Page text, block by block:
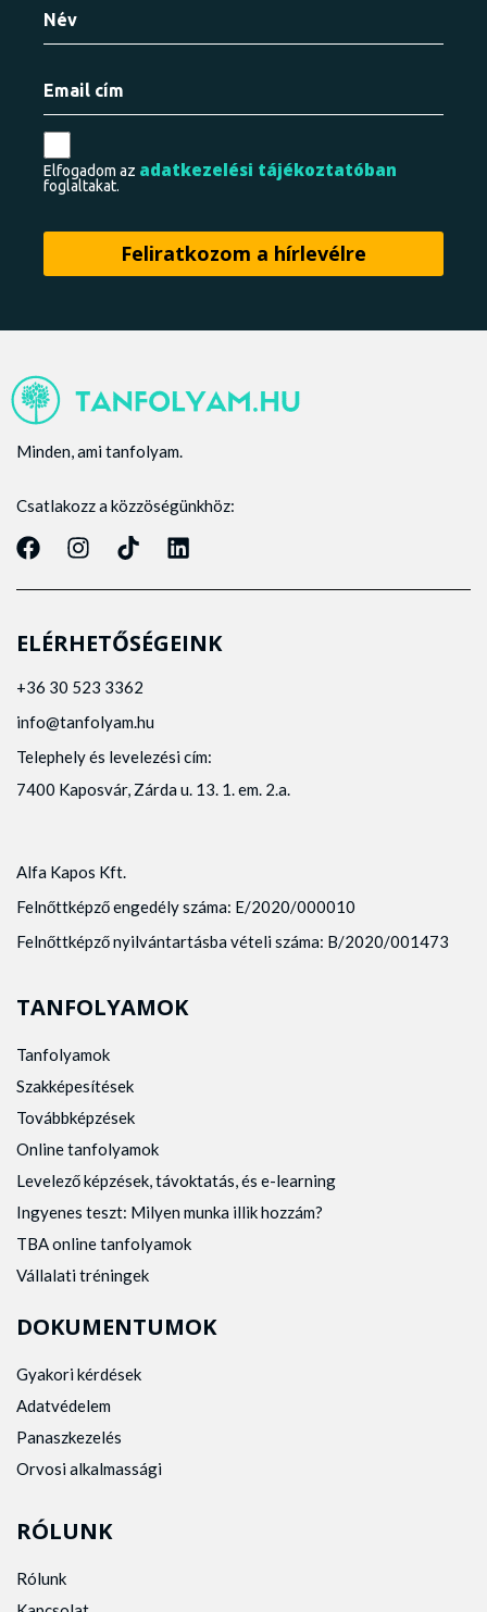
Elfogadom az adatkezelési tájékoztatóban
foglaltakat.
Minden, ami tanfolyam.
Csatlakozz a közzöségünkhöz:
ELÉRHETŐSÉGEINK
+36 30 523 3362
info@tanfolyam.hu
Telephely és levelezési cím:
7400 Kaposvár, Zárda u. 13. 1. em. 2.a.
Alfa Kapos Kft.
Felnőttképző engedély száma: E/2020/000010
Felnőttképző nyilvántartásba vételi száma: B/2020/001473
TANFOLYAMOK
Tanfolyamok
Szakképesítések
Továbbképzések
Online tanfolyamok
Levelező képzések, távoktatás, és e-learning
Ingyenes teszt: Milyen munka illik hozzám?
TBA online tanfolyamok
Vállalati tréningek
DOKUMENTUMOK
Gyakori kérdések
Adatvédelem
Panaszkezelés
Orvosi alkalmassági
RÓLUNK
Rólunk